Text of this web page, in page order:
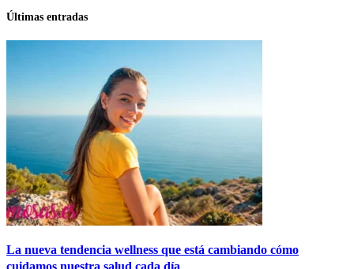
Últimas entradas
La nueva tendencia wellness que está cambiando cómo
cuidamos nuestra salud cada día